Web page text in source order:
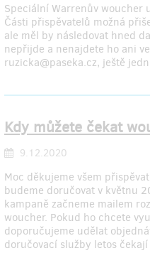
Speciální Warrenův woucher
Části přispěvatelů možná
ale měl by následovat hned
nepřijde a nenajdete ho ani
ruzicka@paseka.cz, ještě
Kdy můžete čekat
9.12.2020
Moc děkujeme všem
budeme doručovat v květnu
kampaně začneme mailem
woucher. Pokud ho chcete
doporučujeme udělat
doručovací služby letos